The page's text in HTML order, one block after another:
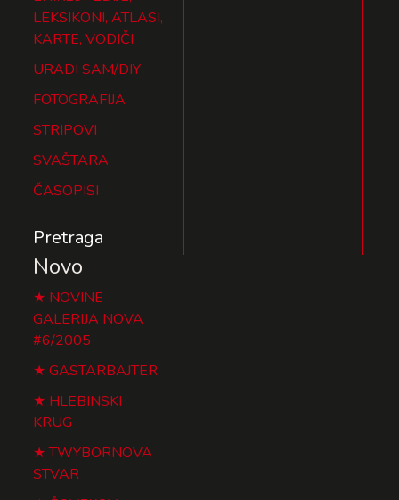
LEKSIKONI, ATLASI,
KARTE, VODIČI
URADI SAM/DIY
FOTOGRAFIJA
STRIPOVI
SVAŠTARA
ČASOPISI
Pretraga
Novo
NOVINE
GALERIJA NOVA
#6/2005
GASTARBAJTER
HLEBINSKI
KRUG
TWYBORNOVA
STVAR